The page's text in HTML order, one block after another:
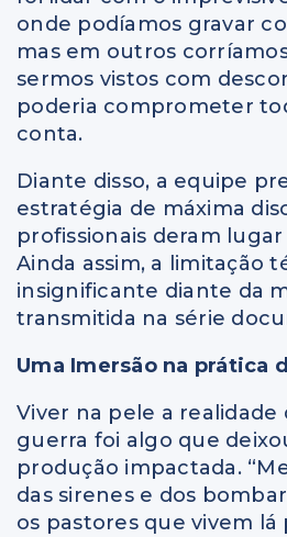
onde podíamos gravar
mas em outros
sermos vistos com
poderia comprometer
conta.
Diante disso, a equipe
estratégia de máxima
profissionais deram
Ainda assim, a limitação
insignificante diante da
transmitida na série
Uma Imersão na prática
Viver na pele a realidade
guerra foi algo que
produção impactada.
das sirenes e dos
os pastores que vivem